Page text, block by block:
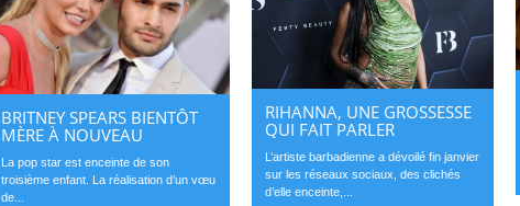
BRITNEY SPEARS BIENTÔT
MÈRE À NOUVEAU
La pop star est enceinte de son
troisième enfant. La réalisation d’un vœu
de...
RIHANNA, UNE GROSSESSE
QUI FAIT PARLER
L’artiste barbadienne a dévoilé fin janvier
sur les réseaux sociaux, des clichés
d’elle enceinte,...